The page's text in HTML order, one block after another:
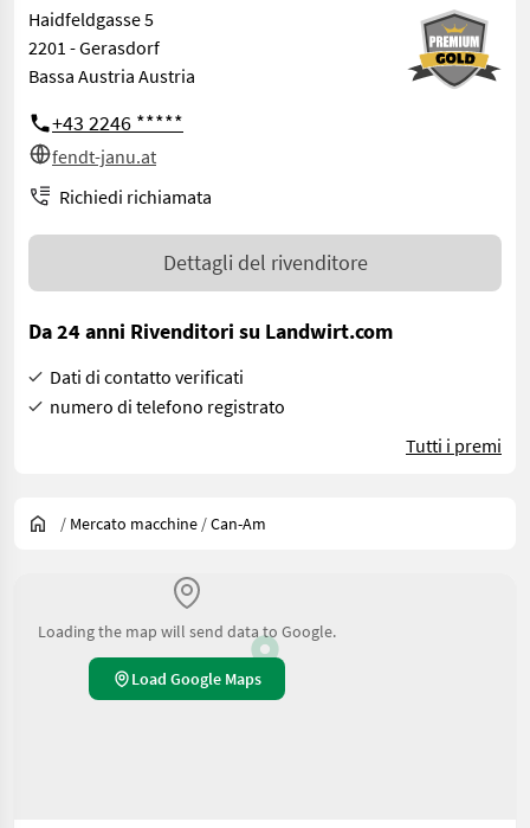
Haidfeldgasse 5
2201 - Gerasdorf
Bassa Austria Austria
+43 2246 *****
fendt-janu.at
Richiedi richiamata
Dettagli del rivenditore
Da 24 anni Rivenditori su Landwirt.com
Dati di contatto verificati
numero di telefono registrato
Tutti i premi
/ Mercato macchine /Can-Am
Loading the map will send data to Google.
Load Google Maps